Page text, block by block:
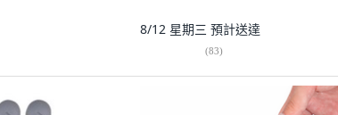
8/12 星期三 預計送達
(83)